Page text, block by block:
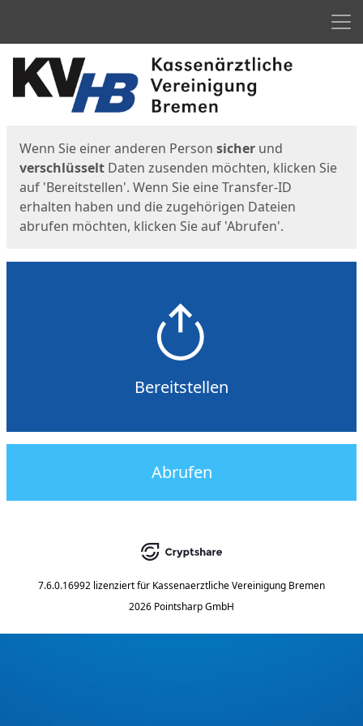
Start
Wenn Sie einer anderen Person sicher und
verschlüsselt Daten zusenden möchten, klicken Sie
auf 'Bereitstellen'. Wenn Sie eine Transfer-ID
erhalten haben und die zugehörigen Dateien
abrufen möchten, klicken Sie auf 'Abrufen'.
Bereitstellen
Abrufen
7.6.0.16992 lizenziert für Kassenaerztliche Vereinigung Bremen
2026 Pointsharp GmbH